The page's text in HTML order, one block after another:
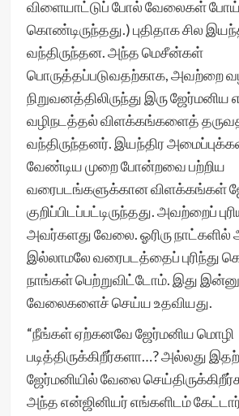
விளையாட்டுப் போல் வேலைகள்
கொண்டிருந்தது.) புதிதாக சில
வந்திருந்தன. அந்த மெசீன்கள்
பொருத்தப்படுவதற்காக, அவற்றை
நிறுவனத்திலிருந்து இரு
வழிநடத்தல் விளக்கங்களைத்
வந்திருந்தனர். இயந்திர
வேண்டிய முறை போன்றவை பற்றிய
வரைபடங்களுக்கான விளக்கங்கள்
குறிப்பிடப்பட்டிருந்தது. அவற்றைப்
அவர்களது வேலை. ஓரிரு நாட்களில்
இல்லாமலே வரைபடத்தைப்
நாங்கள் பெற்றுவிட்டோம். இது
வேலைகளைச் செய்ய உதவியது.
“நீங்கள் ஏற்கனவே ஜேர்மனிய மொழி
படித்திருக்கிறீர்களா…? அல்லது
ஜேர்மனியில் வேலை
அந்த என்ஜினியர் எங்களிடம்